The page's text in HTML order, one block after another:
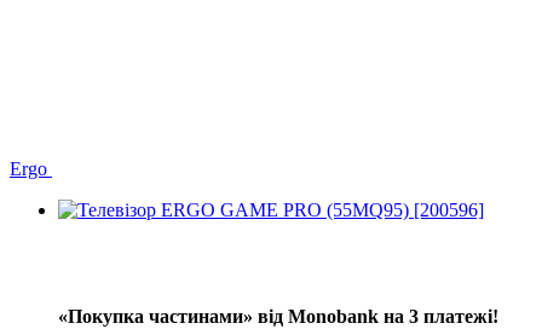
Ergo
«Покупка частинами» від Monobank на 3 платежі!